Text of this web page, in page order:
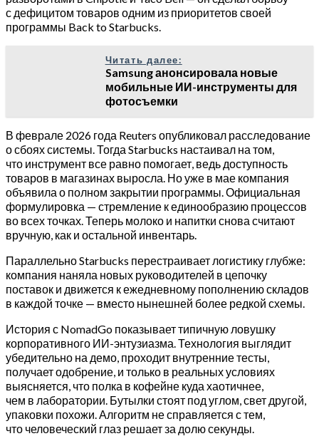
с дефицитом товаров одним из приоритетов своей
программы Back to Starbucks.
Читать далее:
Samsung анонсировала новые
мобильные ИИ-инструменты для
фотосъемки
В феврале 2026 года Reuters опубликовал расследование
о сбоях системы. Тогда Starbucks настаивал на том,
что инструмент все равно помогает, ведь доступность
товаров в магазинах выросла. Но уже в мае компания
объявила о полном закрытии программы. Официальная
формулировка — стремление к единообразию процессов
во всех точках. Теперь молоко и напитки снова считают
вручную, как и остальной инвентарь.
Параллельно Starbucks перестраивает логистику глубже:
компания наняла новых руководителей в цепочку
поставок и движется к ежедневному пополнению складов
в каждой точке — вместо нынешней более редкой схемы.
История с NomadGo показывает типичную ловушку
корпоративного ИИ-энтузиазма. Технология выглядит
убедительно на демо, проходит внутренние тесты,
получает одобрение, и только в реальных условиях
выясняется, что полка в кофейне куда хаотичнее,
чем в лаборатории. Бутылки стоят под углом, свет другой,
упаковки похожи. Алгоритм не справляется с тем,
что человеческий глаз решает за долю секунды.